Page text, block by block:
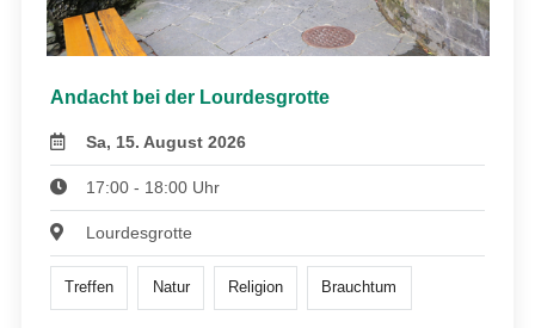
Andacht bei der Lourdesgrotte
Sa, 15. August 2026
17:00 - 18:00 Uhr
Lourdesgrotte
Treffen Natur Religion Brauchtum